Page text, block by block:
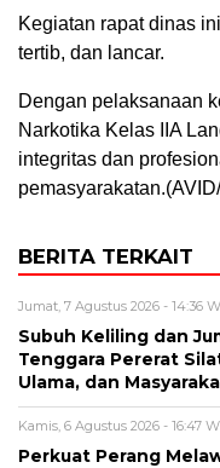
Kegiatan rapat dinas
tertib, dan lancar.
Dengan pelaksanaan
Narkotika Kelas IIA
integritas dan
BERITA TERKAIT
Jumat, 7 Agustus 2026 - 14:36
Subuh Keliling dan
Tenggara Pererat
Ulama, dan
Kamis, 6 Agustus 2026 - 16:47
Perkuat Perang